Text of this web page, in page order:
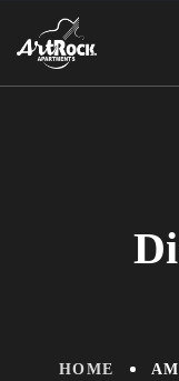
HOME